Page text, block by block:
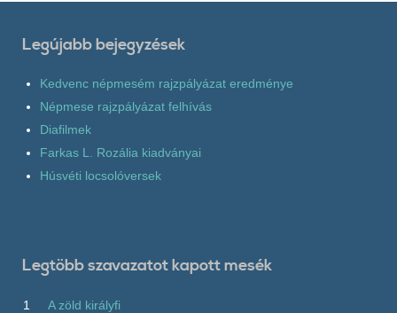
Legújabb bejegyzések
Kedvenc népmesém rajzpályázat eredménye
Népmese rajzpályázat felhívás
Diafilmek
Farkas L. Rozália kiadványai
Húsvéti locsolóversek
Legtöbb szavazatot kapott mesék
1
A zöld királyfi